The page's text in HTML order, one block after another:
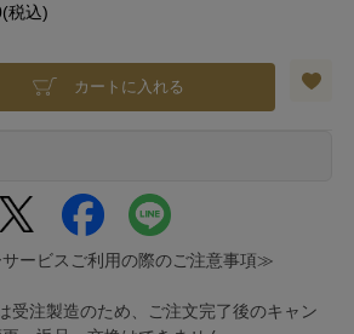
(税込)
カートに入れる
ービスご利用の際のご注意事項≫
受注製造のため、ご注文完了後のキャン